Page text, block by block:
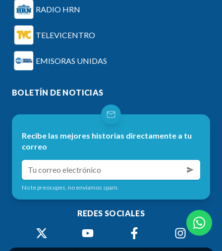
RADIO HRN
TELEVICENTRO
EMISORAS UNIDAS
BOLETÍN DE NOTICIAS
Recibe las mejores historias directamente a tu
correo
No te preocupes, no enviamos spam.
REDES SOCIALES